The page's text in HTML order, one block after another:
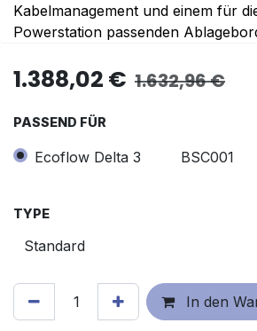
Kabelmanagement und einem für
Powerstation passenden
1.388,02 € 1.632,96€
PASSEND FÜR
Ecoflow Delta 3 BSC001
TYPE
In den